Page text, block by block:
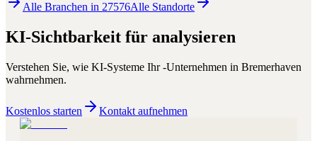
Alle Branchen in 27576Alle Standorte
KI-Sichtbarkeit für analysieren
Verstehen Sie, wie KI-Systeme Ihr-Unternehmen in Bremerhaven
wahrnehmen.
Kostenlos starten Kontakt aufnehmen